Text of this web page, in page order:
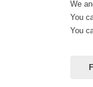
We
You
You